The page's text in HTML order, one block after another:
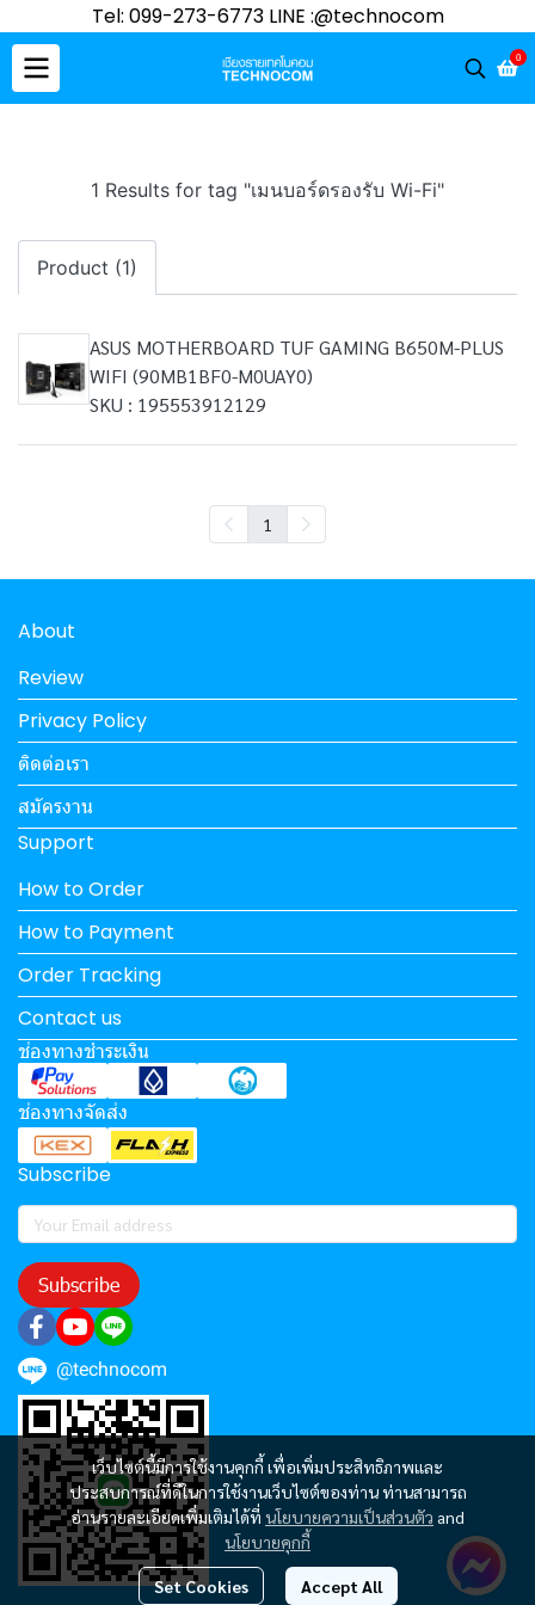
Tel: 099-273-6773 LINE :@technocom
0
1 Results for tag "เมนบอร์ดรองรับ Wi-Fi"
Product (1)
ASUS MOTHERBOARD TUF GAMING B650M-PLUS
WIFI (90MB1BF0-M0UAY0)
SKU : 195553912129
1
เว็บไซต์นี้มีการใช้งานคุกกี้ เพื่อเพิ่มประสิทธิภาพและ
ประสบการณ์ที่ดีในการใช้งานเว็บไซต์ของท่าน ท่านสามารถ
อ่านรายละเอียดเพิ่มเติมได้ที่ นโยบายความเป็นส่วนตัว and
นโยบายคุกกี้
Set Cookies Accept All
About
Review
Privacy Policy
ติดต่อเรา
สมัครงาน
Support
How to Order
How to Payment
Order Tracking
Contact us
ช่องทางชำระเงิน
ช่องทางจัดส่ง
Subscribe
Subscribe
@technocom